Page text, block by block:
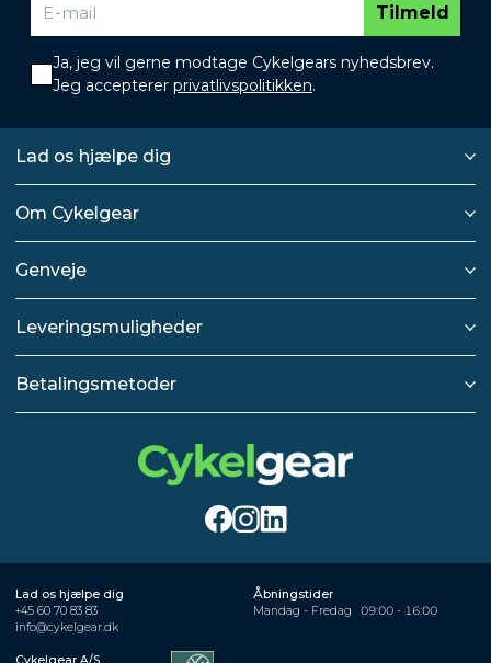
Tilmeld
Ja, jeg vil gerne modtage Cykelgears nyhedsbrev.
Jeg accepterer privatlivspolitikken.
Lad os hjælpe dig
Om Cykelgear
Genveje
Leveringsmuligheder
Betalingsmetoder
Lad os hjælpe dig
+45 60 70 83 83
info@cykelgear.dk
Åbningstider
Mandag - Fredag
09:00 - 16:00